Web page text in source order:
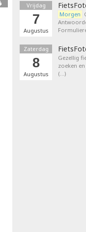
Vrijdag
7
Augustus
Morgen
Zaterdag
8
Augustus
Gezellig
zoeken
(…)